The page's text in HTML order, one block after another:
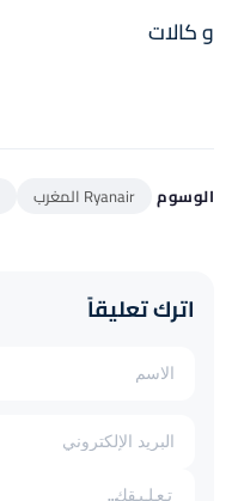
و كالات
الوسوم Ryanair المغرب
اترك تعليقاً